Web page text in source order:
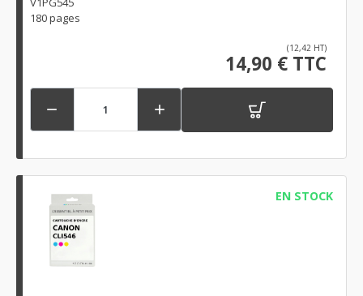
180 pages
(12,42 HT)
14,90 € TTC
 
EN STOCK